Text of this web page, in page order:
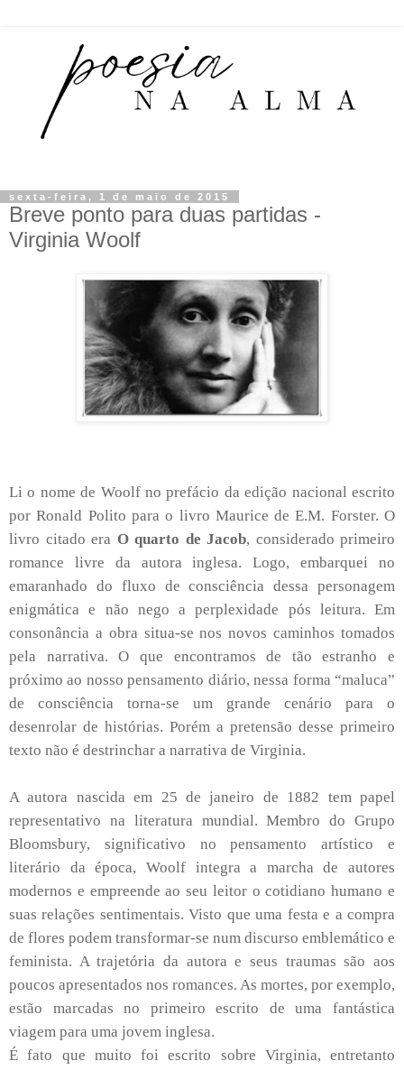
sexta-feira, 1 de maio de 2015
Breve ponto para duas partidas -
Virginia Woolf
Li o nome de Woolf no prefácio da edição nacional escrito
por Ronald Polito para o livro Maurice de E.M. Forster. O
livro citado era O quarto de Jacob, considerado primeiro
romance livre da autora inglesa. Logo, embarquei no
emaranhado do fluxo de consciência dessa personagem
enigmática e não nego a perplexidade pós leitura. Em
consonância a obra situa-se nos novos caminhos tomados
pela narrativa. O que encontramos de tão estranho e
próximo ao nosso pensamento diário, nessa forma “maluca”
de consciência torna-se um grande cenário para o
desenrolar de histórias. Porém a pretensão desse primeiro
texto não é destrinchar a narrativa de Virginia.
A autora nascida em 25 de janeiro de 1882 tem papel
representativo na literatura mundial. Membro do Grupo
Bloomsbury, significativo no pensamento artístico e
literário da época, Woolf integra a marcha de autores
modernos e empreende ao seu leitor o cotidiano humano e
suas relações sentimentais. Visto que uma festa e a compra
de flores podem transformar-se num discurso emblemático e
feminista. A trajetória da autora e seus traumas são aos
poucos apresentados nos romances. As mortes, por exemplo,
estão marcadas no primeiro escrito de uma fantástica
viagem para uma jovem inglesa.
É fato que muito foi escrito sobre Virginia, entretanto